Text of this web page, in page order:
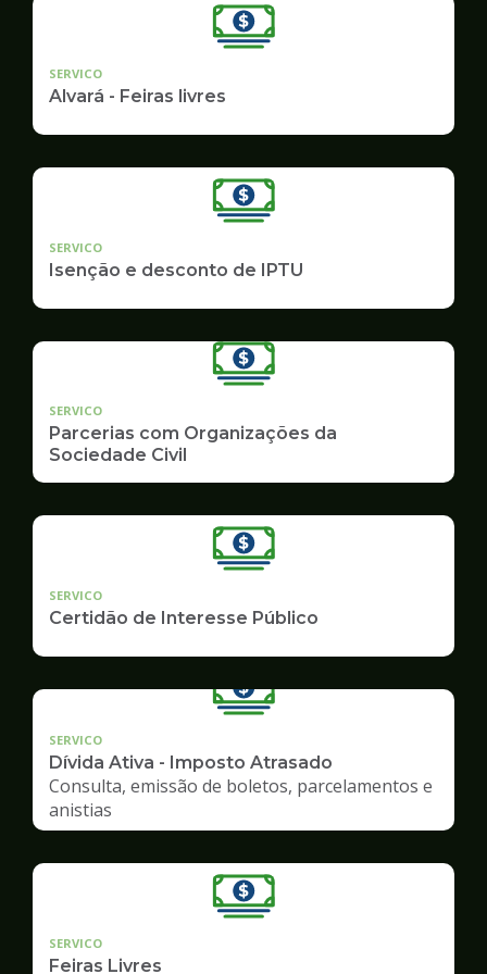
SERVICO
Alvará - Feiras livres
SERVICO
Isenção e desconto de IPTU
SERVICO
Parcerias com Organizações da
Sociedade Civil
SERVICO
Certidão de Interesse Público
SERVICO
Dívida Ativa - Imposto Atrasado
Consulta, emissão de boletos, parcelamentos e
anistias
SERVICO
Feiras Livres